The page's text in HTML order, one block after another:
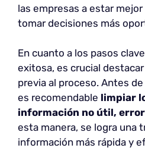
las empresas a estar
tomar decisiones más
En cuanto a los pasos
exitosa, es crucial
previa al proceso. Antes
es recomendable limpiar
información no útil,
esta manera, se logra una
información más rápida y